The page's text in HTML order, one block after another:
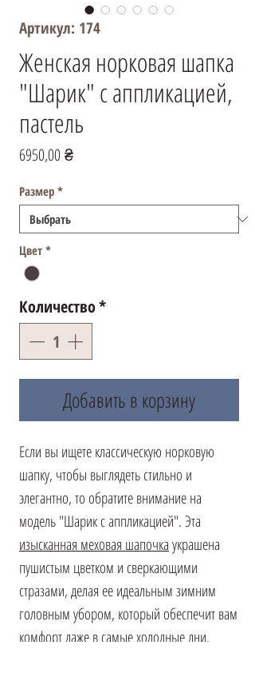
Артикул: 174
Женская норковая шапка
"Шарик" с аппликацией,
пастель
6950,00 ₴Цена
Размер *
Цвет *
Количество*
Добавить в корзину
Если вы ищете классическую норковую
шапку, чтобы выглядеть стильно и
элегантно, то обратите внимание на
модель "Шарик с аппликацией". Эта
изысканная меховая шапочкаукрашена
пушистым цветком и сверкающими
стразами, делая ее идеальным зимним
головным убором, который обеспечит вам
комфорт даже в самые холодные дни.